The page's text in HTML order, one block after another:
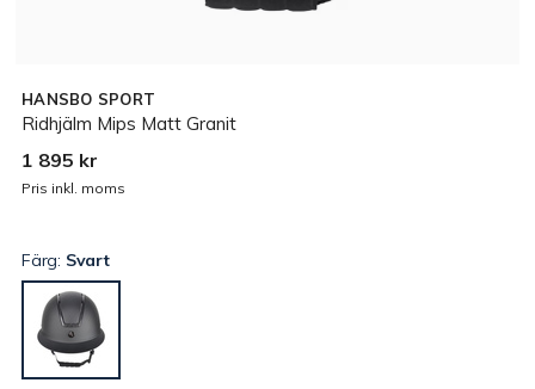
HANSBO SPORT
Ridhjälm Mips Matt Granit
1 895 kr
Pris inkl. moms
Färg: Svart